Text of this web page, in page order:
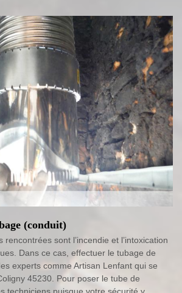
(conduit)
rencontrées sont l’incendie et l’intoxication
Dans ce cas, effectuer le tubage de
experts comme Artisan Lenfant qui se
45230. Pour poser le tube de